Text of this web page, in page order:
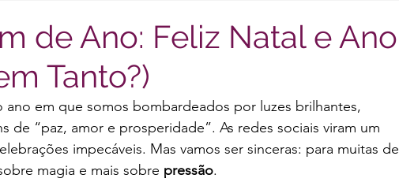
de Ano: Feliz Natal e Ano
Tanto?)
ano em que somos bombardeados por luzes brilhantes,
de “paz, amor e prosperidade”. As redes sociais viram um
impecáveis. Mas vamos ser sinceras: para muitas de
magia e mais sobre pressão.